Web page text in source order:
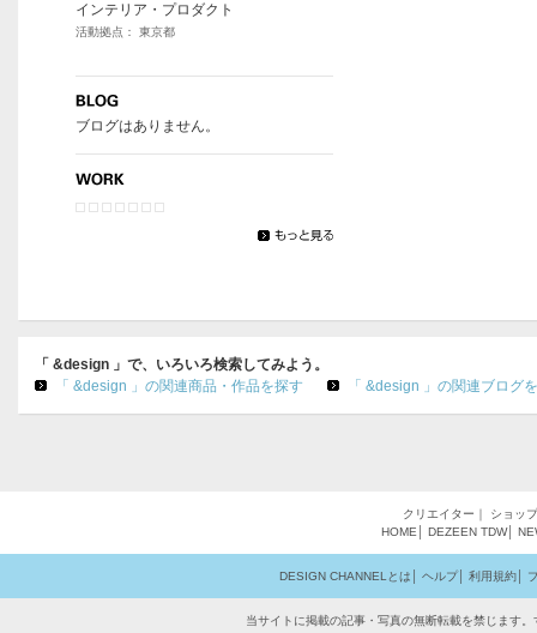
インテリア・プロダクト
活動拠点： 東京都
ブログはありません。
「 &design 」で、いろいろ検索してみよう。
「 &design 」の関連商品・作品を探す
「 &design 」の関連ブログ
クリエイター ｜ ショップ
HOME
DEZEEN TDW│
DESIGN CHANNELとは ヘルプ│ 利用規約│
当サイトに掲載の記事・写真の無断転載を禁じます